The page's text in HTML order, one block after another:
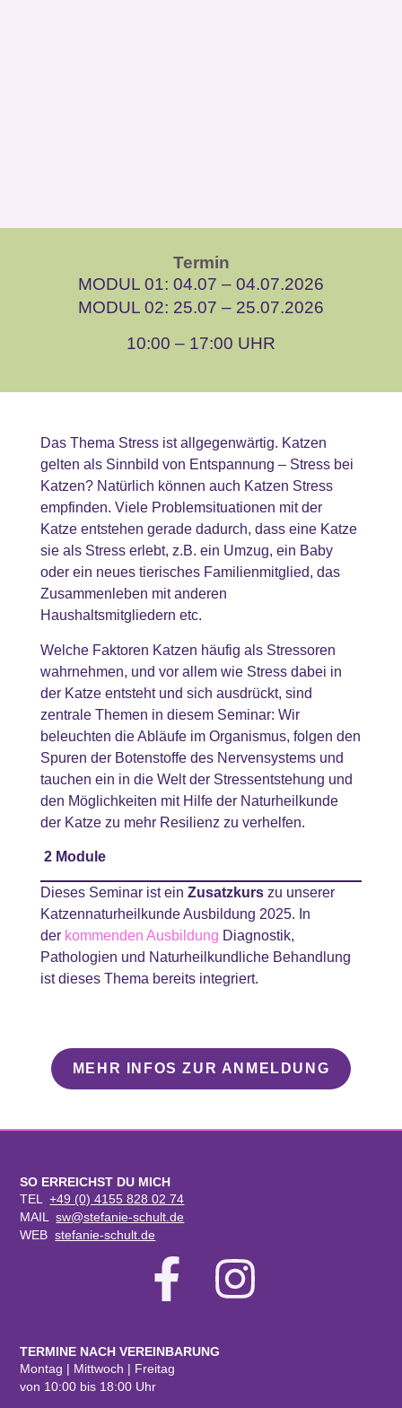
Termin
MODUL 01: 04.07 – 04.07.2026
MODUL 02: 25.07 – 25.07.2026
10:00 – 17:00 UHR
Das Thema Stress ist allgegenwärtig. Katzen
gelten als Sinnbild von Entspannung – Stress bei
Katzen? Natürlich können auch Katzen Stress
empfinden. Viele Problemsituationen mit der
Katze entstehen gerade dadurch, dass eine Katze
sie als Stress erlebt, z.B. ein Umzug, ein Baby
oder ein neues tierisches Familienmitglied, das
Zusammenleben mit anderen
Haushaltsmitgliedern etc.
Welche Faktoren Katzen häufig als Stressoren
wahrnehmen, und vor allem wie Stress dabei in
der Katze entsteht und sich ausdrückt, sind
zentrale Themen in diesem Seminar: Wir
beleuchten die Abläufe im Organismus, folgen den
Spuren der Botenstoffe des Nervensystems und
tauchen ein in die Welt der Stressentstehung und
den Möglichkeiten mit Hilfe der Naturheilkunde
der Katze zu mehr Resilienz zu verhelfen.
2 Module
Dieses Seminar ist ein Zusatzkurs zu unserer
Katzennaturheilkunde Ausbildung 2025. In
der kommenden Ausbildung Diagnostik,
Pathologien und Naturheilkundliche Behandlung
ist dieses Thema bereits integriert.
MEHR INFOS ZUR ANMELDUNG
SO ERREICHST DU MICH
TEL+49 (0) 4155 828 02 74
MAILsw@stefanie-schult.de
WEBstefanie-schult.de
TERMINE NACH VEREINBARUNG
Montag | Mittwoch | Freitag
von 10:00 bis 18:00 Uhr